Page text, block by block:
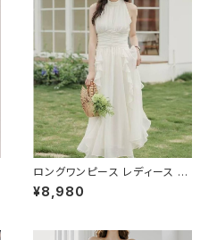
ワンピドレス OL エレガント フ
ォーマル ブラック ボルドー ホワ
イト 大きいサイズ きれいめ ドレ
スワンピース お呼ばれ 韓国 フ
ァッション オフィスカジュアル 韓
国風 キャバドレス ナイトドレス
ナイトワンピ カジュアル 10代 2
0代 30代 40代 C-OSS0127
ロングワンピース レディース シ
フォン フリル ハイネック ノース
リーブ フレア Aライン エレガン
¥8,980